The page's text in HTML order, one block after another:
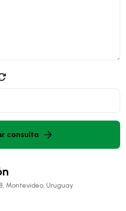
consulta
Montevideo, Uruguay